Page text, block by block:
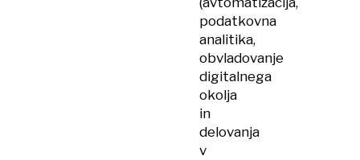
podatkovna
analitika,
obvladovanje
digitalnega
okolja
in
delovanja
v